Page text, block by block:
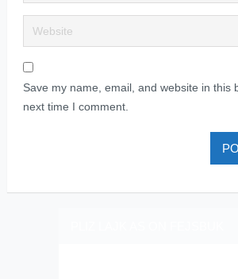
Save my name, email, and website in this
next time I comment.